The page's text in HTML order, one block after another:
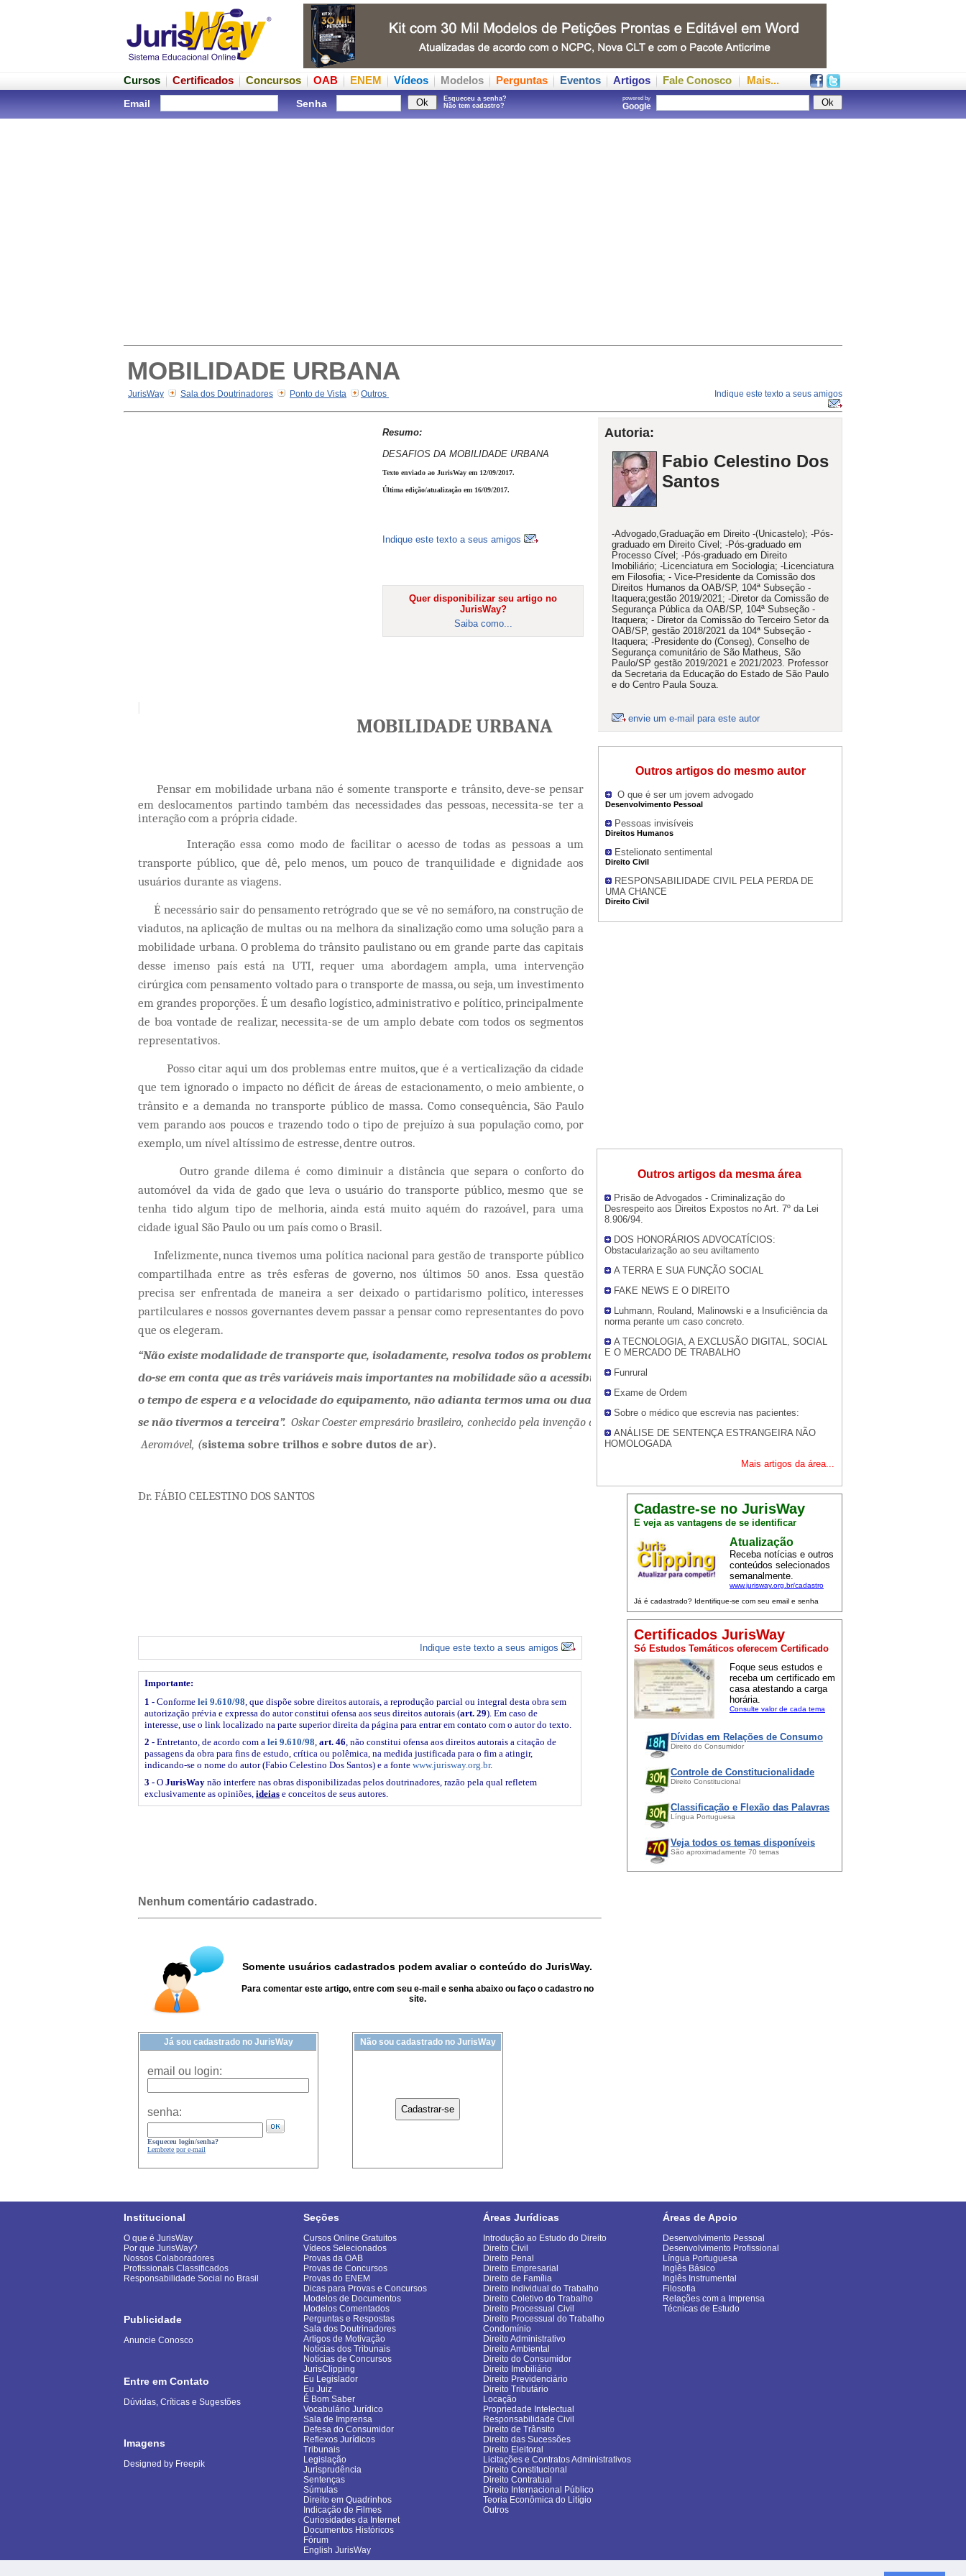
Cursos Certificados Concursos OAB ENEM Vídeos Modelos Perguntas Eventos Artigos Fale Conosco Mais...
Email Senha
Esqueceu a senha?
Não tem cadastro?
powered by
Google
MOBILIDADE URBANA
JurisWay Sala dos Doutrinadores Ponto de Vista Outros Indique este texto a seus amigos
Autoria:
Fabio Celestino Dos
Santos
-Advogado,Graduação em Direito -(Unicastelo); -Pós-
graduado em Direito Cível; -Pós-graduado em
Processo Cível; -Pós-graduado em Direito
Imobiliário; -Licenciatura em Sociologia; -Licenciatura
em Filosofia; - Vice-Presidente da Comissão dos
Direitos Humanos da OAB/SP, 104ª Subseção -
Itaquera;gestão 2019/2021; -Diretor da Comissão de
Segurança Pública da OAB/SP, 104ª Subseção -
Itaquera; - Diretor da Comissão do Terceiro Setor da
OAB/SP, gestão 2018/2021 da 104ª Subseção -
Itaquera; -Presidente do (Conseg), Conselho de
Segurança comunitário de São Matheus, São
Paulo/SP gestão 2019/2021 e 2021/2023. Professor
da Secretaria da Educação do Estado de São Paulo
e do Centro Paula Souza.
envie um e-mail para este autor
Outros artigos do mesmo autor
O que é ser um jovem advogado
Desenvolvimento Pessoal
Pessoas invisíveis
Direitos Humanos
Estelionato sentimental
Direito Civil
RESPONSABILIDADE CIVIL PELA PERDA DE
UMA CHANCE
Direito Civil
Outros artigos da mesma área
Prisão de Advogados - Criminalização do
Desrespeito aos Direitos Expostos no Art. 7º da Lei
8.906/94.
DOS HONORÁRIOS ADVOCATÍCIOS:
Obstacularização ao seu aviltamento
A TERRA E SUA FUNÇÃO SOCIAL
FAKE NEWS E O DIREITO
Luhmann, Rouland, Malinowski e a Insuficiência da
norma perante um caso concreto.
A TECNOLOGIA, A EXCLUSÃO DIGITAL, SOCIAL
E O MERCADO DE TRABALHO
Funrural
Exame de Ordem
Sobre o médico que escrevia nas pacientes:
ANÁLISE DE SENTENÇA ESTRANGEIRA NÃO
HOMOLOGADA
Mais artigos da área...
Cadastre-se no JurisWay
E veja as vantagens de se identificar
Atualização
Receba notícias e outros
conteúdos selecionados
semanalmente.
www.jurisway.org.br/cadastro
Já é cadastrado? Identifique-se com seu email e senha
Certificados JurisWay
Só Estudos Temáticos oferecem Certificado
Foque seus estudos e
receba um certificado em
casa atestando a carga
horária.
Consulte valor de cada tema
Dívidas em Relações de Consumo
Direito do Consumidor
Controle de Constitucionalidade
Direito Constitucional
Classificação e Flexão das Palavras
Língua Portuguesa
Veja todos os temas disponíveis
São aproximadamente 70 temas
Resumo:
DESAFIOS DA MOBILIDADE URBANA
Texto enviado ao JurisWay em 12/09/2017.
Última edição/atualização em 16/09/2017.
Indique este texto a seus amigos
Quer disponibilizar seu artigo no
JurisWay?
Saiba como...
MOBILIDADE URBANA
Pensar em mobilidade urbana não é somente transporte e trânsito, deve-se pensar
em deslocamentos partindo também das necessidades das pessoas, necessita-se ter a
interação com a própria cidade.
Interação essa como modo de facilitar o acesso de todas as pessoas a um
transporte público, que dê, pelo menos, um pouco de tranquilidade e dignidade aos
usuários durante as viagens.
É necessário sair do pensamento retrógrado que se vê no semáforo, na construção de
viadutos, na aplicação de multas ou na melhora da sinalização como uma solução para a
mobilidade urbana. O problema do trânsito paulistano ou em grande parte das capitais
desse imenso país está na UTI, requer uma abordagem ampla, uma intervenção
cirúrgica com pensamento voltado para o transporte de massa, ou seja, um investimento
em grandes proporções. É um desafio logístico, administrativo e político, principalmente
de boa vontade de realizar, necessita-se de um amplo debate com todos os segmentos
representativos.
Posso citar aqui um dos problemas entre muitos, que é a verticalização da cidade
que tem ignorado o impacto no déficit de áreas de estacionamento, o meio ambiente, o
trânsito e a demanda no transporte público de massa. Como consequência, São Paulo
vem parando aos poucos e trazendo todo o tipo de prejuízo à sua população como, por
exemplo, um nível altíssimo de estresse, dentre outros.
Outro grande dilema é como diminuir a distância que separa o conforto do
automóvel da vida de gado que leva o usuário do transporte público, mesmo que se
tenha tido algum tipo de melhoria, ainda está muito aquém do razoável, para uma
cidade igual São Paulo ou um país como o Brasil.
Infelizmente, nunca tivemos uma política nacional para gestão de transporte público
compartilhada entre as três esferas de governo, nos últimos 50 anos. Essa questão
precisa ser enfrentada de maneira a ser deixado o partidarismo político, interesses
partilculares e nossos governantes devem passar a pensar como representantes do povo
que os elegeram.
“Não existe modalidade de transporte que, isoladamente, resolva todos os problemas. Levan
do-se em conta que as três variáveis mais importantes na mobilidade são a acessibilidade,
o tempo de espera e a velocidade do equipamento, não adianta termos uma ou duas delas
se não tivermos a terceira”. Oskar Coester empresário brasileiro, conhecido pela invenção do
Aeromóvel, (sistema sobre trilhos e sobre dutos de ar).
Dr. FÁBIO CELESTINO DOS SANTOS
Indique este texto a seus amigos
Importante:
1 - Conforme lei 9.610/98 , que dispõe sobre direitos autorais, a reprodução parcial ou integral desta obra sem
autorização prévia e expressa do autor constitui ofensa aos seus direitos autorais (art. 29). Em caso de
interesse, use o link localizado na parte superior direita da página para entrar em contato com o autor do texto.
2 - Entretanto, de acordo com a lei 9.610/98 art. 46 , não constitui ofensa aos direitos autorais a citação de
passagens da obra para fins de estudo, crítica ou polêmica, na medida justificada para o fim a atingir,
indicando-se o nome do autor (Fabio Celestino Dos Santos) e a fonte www.jurisway.org.br.
3 - O JurisWay não interfere nas obras disponibilizadas pelos doutrinadores, razão pela qual refletem
exclusivamente as opiniões, ideias e conceitos de seus autores.
Nenhum comentário cadastrado.
Somente usuários cadastrados podem avaliar o conteúdo do JurisWay.
Para comentar este artigo, entre com seu e-mail e senha abaixo ou faço o cadastro no
site.
Já sou cadastrado no JurisWay
email ou login:
senha:
Esqueceu login/senha?
Lembrete por e-mail
Não sou cadastrado no JurisWay
Institucional
O que é JurisWay
Por que JurisWay?
Nossos Colaboradores
Profissionais Classificados
Responsabilidade Social no Brasil
Publicidade
Anuncie Conosco
Entre em Contato
Dúvidas, Críticas e Sugestões
Imagens
Designed by Freepik
Seções
Cursos Online Gratuitos
Vídeos Selecionados
Provas da OAB
Provas de Concursos
Provas do ENEM
Dicas para Provas e Concursos
Modelos de Documentos
Modelos Comentados
Perguntas e Respostas
Sala dos Doutrinadores
Artigos de Motivação
Notícias dos Tribunais
Notícias de Concursos
JurisClipping
Eu Legislador
Eu Juiz
É Bom Saber
Vocabulário Jurídico
Sala de Imprensa
Defesa do Consumidor
Reflexos Jurídicos
Tribunais
Legislação
Jurisprudência
Sentenças
Súmulas
Direito em Quadrinhos
Indicação de Filmes
Curiosidades da Internet
Documentos Históricos
Fórum
English JurisWay
Áreas Jurídicas
Introdução ao Estudo do Direito
Direito Civil
Direito Penal
Direito Empresarial
Direito de Família
Direito Individual do Trabalho
Direito Coletivo do Trabalho
Direito Processual Civil
Direito Processual do Trabalho
Condomínio
Direito Administrativo
Direito Ambiental
Direito do Consumidor
Direito Imobiliário
Direito Previdenciário
Direito Tributário
Locação
Propriedade Intelectual
Responsabilidade Civil
Direito de Trânsito
Direito das Sucessões
Direito Eleitoral
Licitações e Contratos Administrativos
Direito Constitucional
Direito Contratual
Direito Internacional Público
Teoria Econômica do Litígio
Outros
Áreas de Apoio
Desenvolvimento Pessoal
Desenvolvimento Profissional
Língua Portuguesa
Inglês Básico
Inglês Instrumental
Filosofia
Relações com a Imprensa
Técnicas de Estudo